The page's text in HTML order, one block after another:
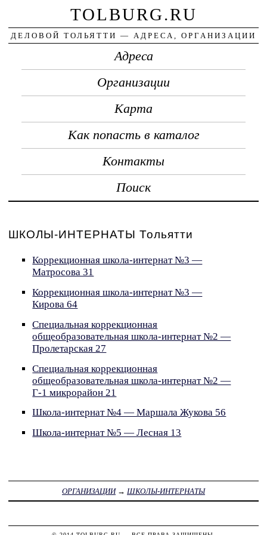
TOLBURG.RU
ДЕЛОВОЙ ТОЛЬЯТТИ — АДРЕСА, ОРГАНИЗАЦИИ
Адреса
Организации
Карта
Как попасть в каталог
Контакты
Поиск
ШКОЛЫ-ИНТЕРНАТЫ Тольятти
Коррекционная школа-интернат №3 —
Матросова 31
Коррекционная школа-интернат №3 —
Кирова 64
Специальная коррекционная
общеобразовательная школа-интернат №2 —
Пролетарская 27
Специальная коррекционная
общеобразовательная школа-интернат №2 —
Г-1 микрорайон 21
Школа-интернат №4 — Маршала Жукова 56
Школа-интернат №5 — Лесная 13
ОРГАНИЗАЦИИ→ ШКОЛЫ-ИНТЕРНАТЫ